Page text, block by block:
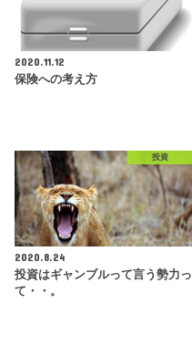
2020.11.12
保険への考え方
投資
2020.8.24
投資はギャンブルって言う勢力っ
て・・。